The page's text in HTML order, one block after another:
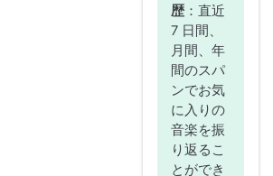
歴：直近
7 日間、
月間、年
間のスパ
ンでお気
に入りの
音楽を振
り返るこ
とができ